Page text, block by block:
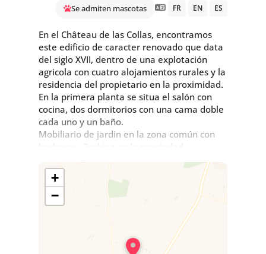
Se admiten mascotas FR EN ES
En el Château de las Collas, encontramos
este edificio de caracter renovado que data
del siglo XVII, dentro de una explotación
agricola con cuatro alojamientos rurales y la
residencia del propietario en la proximidad.
En la primera planta se situa el salón con
cocina, dos dormitorios con una cama doble
cada uno y un baño.
Mobiliario de jardin en la zona común con
barbacoa. Parking en la propiedad.
Recepción en la bodega donde podrá
tambien descubrir los vinos de nuestro
château.
+
−